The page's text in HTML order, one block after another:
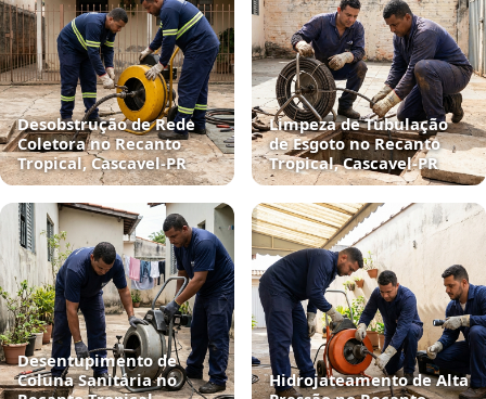
Desobstrução de Rede
Coletora no Recanto
Tropical, Cascavel‑PR
Limpeza de Tubulação
de Esgoto no Recanto
Tropical, Cascavel‑PR
Desentupimento de
Coluna Sanitária no
Hidrojateamento de Alta